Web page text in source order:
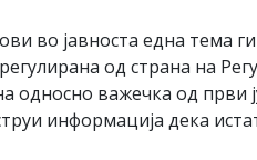
во јавноста една тема
од страна на
односно важечка од први
информација дека